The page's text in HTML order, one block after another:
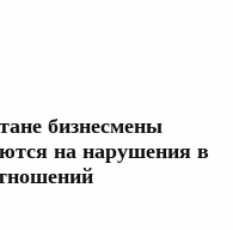
бизнесмены
на нарушения в